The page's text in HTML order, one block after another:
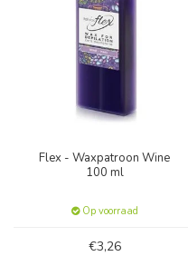
Flex - Waxpatroon Wine
100 ml
Op voorraad
€3,26